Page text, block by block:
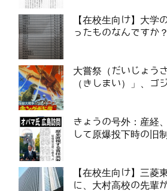
【在校生向け】大学
ったものなんですか？
大嘗祭（だいじょう
（きしまい）」、ゴ
きょうの号外：産経
して原爆投下時の旧
【在校生向け】三菱
に、大村高校の先輩